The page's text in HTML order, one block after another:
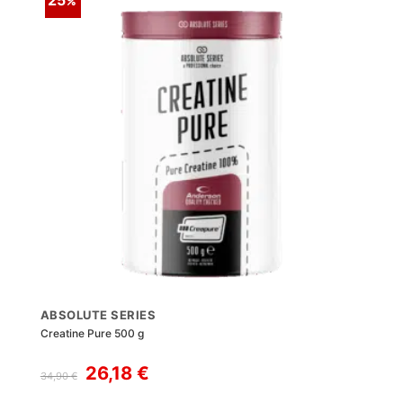
ABSOLUTE SERIES
Creatine Pure 500 g
34,90€
Il
prezzo
26,18 €Il